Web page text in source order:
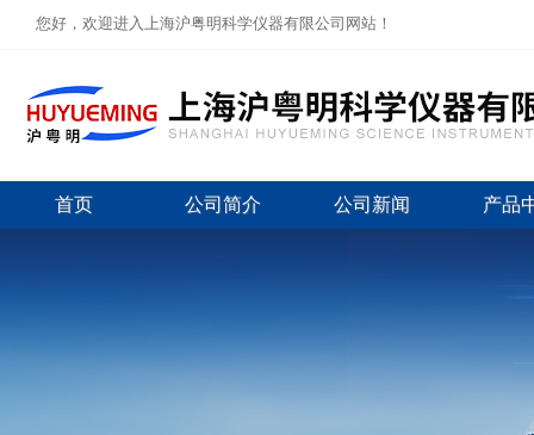
您好，欢迎进入上海沪粤明科学仪器有限公司网站！
首页 公司简介 公司新闻 产品